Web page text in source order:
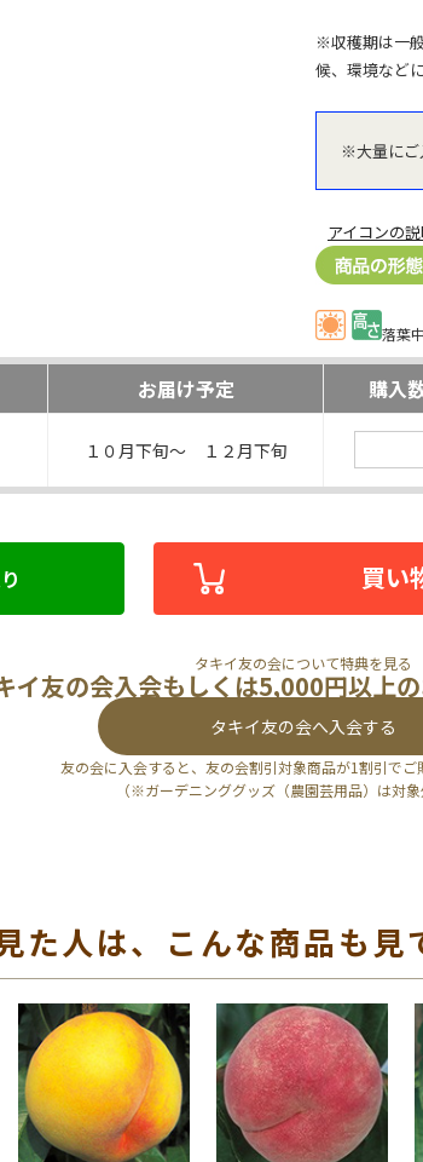
※収穫期は一
候、環境など
※大量にご
アイコンの
落葉
お届け予定 購入
１０月下旬～ １２月下旬
買い
タキイ友の会について特典を見る
イ友の会入会もしくは5,000円以上
タキイ友の会へ入会する
友の会に入会すると、友の会割引対象商品が1割引でご
（※ガーデニンググッズ（農園芸用品）は対象
た人は、こんな商品も見